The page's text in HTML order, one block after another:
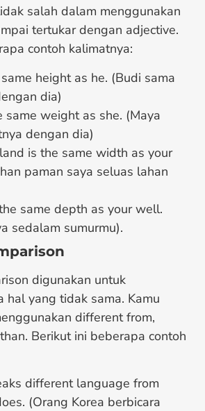
salah dalam menggunakan
tertukar dengan adjective.
contoh kalimatnya:
height as he. (Budi sama
dia)
same weight as she. (Maya
dengan dia)
land is the same width as your
paman saya seluas lahan
same depth as your well.
sedalam sumurmu).
digunakan untuk
hal yang tidak sama. Kamu
different from,
Berikut ini beberapa contoh
different language from
(Orang Korea berbicara